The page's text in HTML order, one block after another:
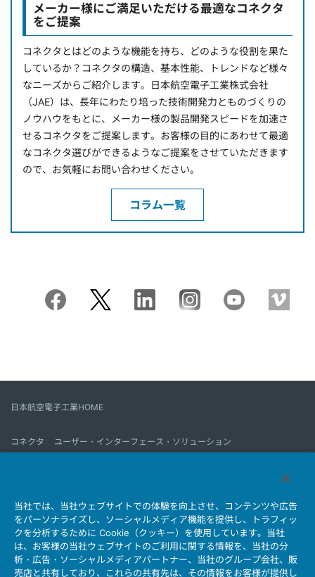
メーカー様にご満足いただける最適なコネクタ
をご提案
コネクタとはどのような機能を持ち、どのような役割を果た
しているか？コネクタの構造、基本性能、トレンドなど様々
なニーズからご紹介します。日本航空電子工業株式会社
（JAE）は、長年にわたり培った技術開発力とものづくりの
ノウハウをもとに、メーカー様の製品開発スピードを加速さ
せるコネクタをご提案します。お客様の目的にあわせて最適
なコネクタ選びができるようなご提案をさせていただきます
ので、お気軽にお問い合わせください。
コラム一覧
日本航空電子工業HOME
コネクタ
ユーザー・インターフェース・ソリューション
会社情報 サステナビリティ IR情報 採用情報
会社情報新着一覧
製品情報新着一覧
サイトマップ お問い合わせ
当社では、当社ウェブサイトでの体験を向上させ、コンテンツや広告
をパーソナライズし、ソーシャルメディア機能を提供し、トラフィッ
クを分析するために Cookie（クッキー）を使用しています。当社
は、お客様の当社ウェブサイトのご利用に関する情報を、当社の分
析・広告・ソーシャルメディアパートナー、当社のグループ会社、販
売店と共有しており、これらの共有先は、その情報をお客様が提供し